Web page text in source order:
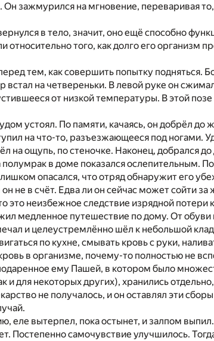
зажмурился на мгновение, переваривая
в тело, значит, оно ещё способно
того, как долго его организм
тем, как совершить попытку подняться.
встал на четвереньки. В левой руке он
от низкой температуры. В этой
устоял. По памяти, качаясь, он добрёл до
на что-то, разъезжающееся под ногами.
на ощупь, по стеночке. Наконец, добрался
в доме показался ослепительным.
опасался, что отряд обнаружит его
не в счёт. Едва ли он сейчас может сойти
это неизбежное следствие изрядной потери
медленное путешествие по дому. От обуви
и целеустремлённо шёл к небольшой
по кухне, смывать кровь с руки,
в организме, почему-то полностью не
ему Пашей, в котором было
и для некоторых других), хранились
не получалось, и он оставлял эти
еле вытерпел, пока остынет, и залпом
Постепенно самочувствие улучшилось.